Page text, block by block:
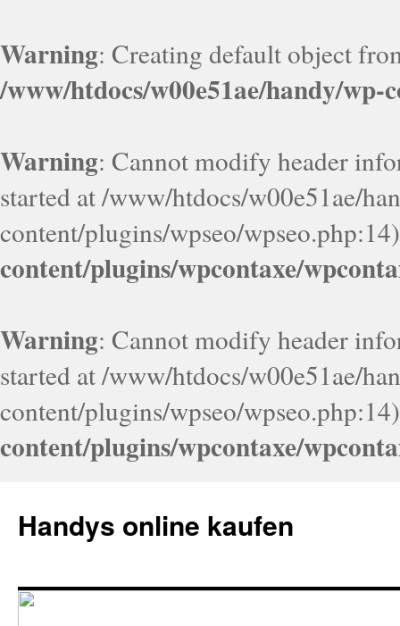
Warning: Creating default object
/www/htdocs/w00e51ae/handy/wp-
Warning: Cannot modify header
started at /www/htdocs/w00e51ae/
content/plugins/wpseo/
content/plugins/wpcontaxe/
Warning: Cannot modify header
started at /www/htdocs/w00e51ae/
content/plugins/wpseo/
content/plugins/wpcontaxe/
Handys online kaufen